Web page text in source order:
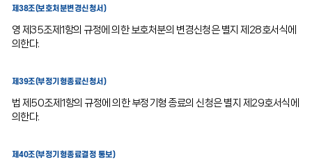
제38조(보호처분변경신청서)
영 제35조제1항의 규정에 의한 보호처분의 변경신청은 별지 제28호서식에
의한다.
제39조(부정기형종료신청서)
법 제50조제1항의 규정에 의한 부정기형 종료의 신청은 별지 제29호서식에
의한다.
제40조(부정기형종료결정 통보)